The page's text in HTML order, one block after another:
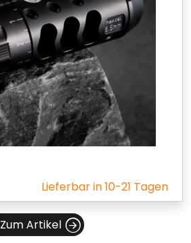
Lieferbar in 10-21 Tagen
Zum Artikel